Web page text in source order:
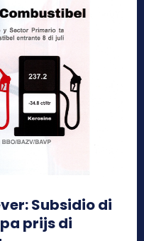
Subsidio di
prijs di